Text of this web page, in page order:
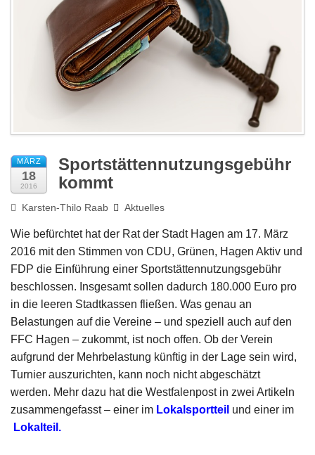
MÄRZ
18
2016
Sportstättennutzungsgebühr
kommt
Karsten-Thilo Raab Aktuelles
Wie befürchtet hat der Rat der Stadt Hagen am 17. März
2016 mit den Stimmen von CDU, Grünen, Hagen Aktiv und
FDP die Einführung einer Sportstättennutzungsgebühr
beschlossen. Insgesamt sollen dadurch 180.000 Euro pro
in die leeren Stadtkassen fließen. Was genau an
Belastungen auf die Vereine – und speziell auch auf den
FFC Hagen – zukommt, ist noch offen. Ob der Verein
aufgrund der Mehrbelastung künftig in der Lage sein wird,
Turnier auszurichten, kann noch nicht abgeschätzt
werden. Mehr dazu hat die Westfalenpost in zwei Artikeln
zusammengefasst – einer im Lokalsportteil und einer im
Lokalteil .